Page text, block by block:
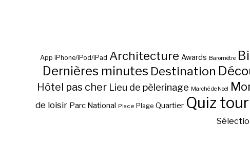
App iPhone/iPod/iPad Architecture Awards Baromètre
Dernières minutes Destination
Hôtel pas cher Lieu de pèlerinage Marché de Noël
de loisir Parc National Place Plage Quartier Quiz